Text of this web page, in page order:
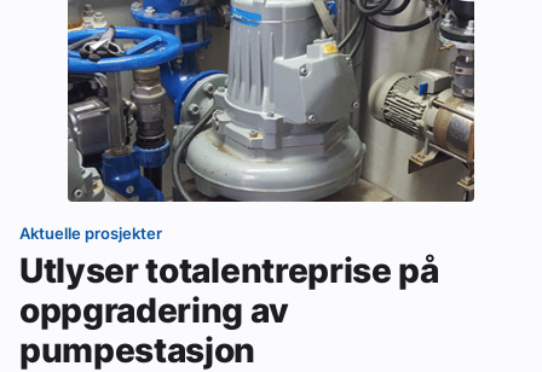
Aktuelle prosjekter
Utlyser totalentreprise på
oppgradering av
pumpestasjon